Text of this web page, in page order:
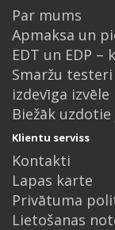
Par mums
Apmaksa un
EDT un EDP
Smaržu
izdevīga izvēle
Biežāk
Klientu serviss
Kontakti
Lapas karte
Privātuma
Lietošanas